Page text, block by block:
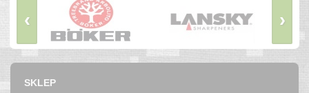
‹ ›
SKLEP